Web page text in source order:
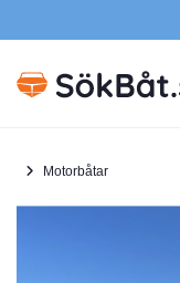
Motorbåtar